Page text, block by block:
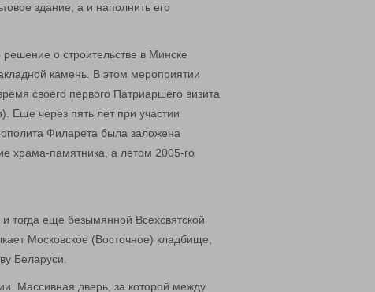
здание, а и наполнить его
о строительстве в Минске
камень. В этом мероприятии
своего первого Патриаршего визита
Еще через пять лет при участии
Филарета была заложена
храма-памятника, а летом 2005-го
тогда еще безымянной Всехсвятской
Московское (Восточное) кладбище,
Беларуси.
Массивная дверь, за которой между